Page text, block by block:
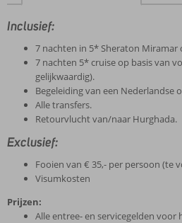
Inclusief:
7 nachten in 5* Sheraton Miramar
7 nachten 5* cruise op basis van
gelijkwaardig).
Begeleiding van een Nederlandse
Alle transfers.
Retourvlucht van/naar Hurghada.
Exclusief:
Fooien van € 35,- per persoon (te
Visumkosten
Prijzen:
Alle entree- en servicegelden